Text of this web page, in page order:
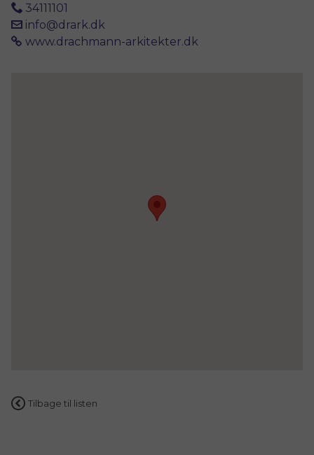
34111101
info@drark.dk
www.drachmann-arkitekter.dk
Tilbage til listen